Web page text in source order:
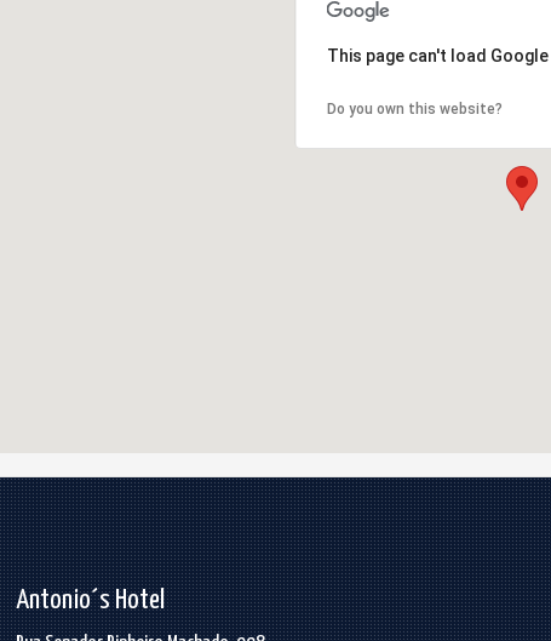
This page can't load
Do you own this website?
Antonio´s Hotel